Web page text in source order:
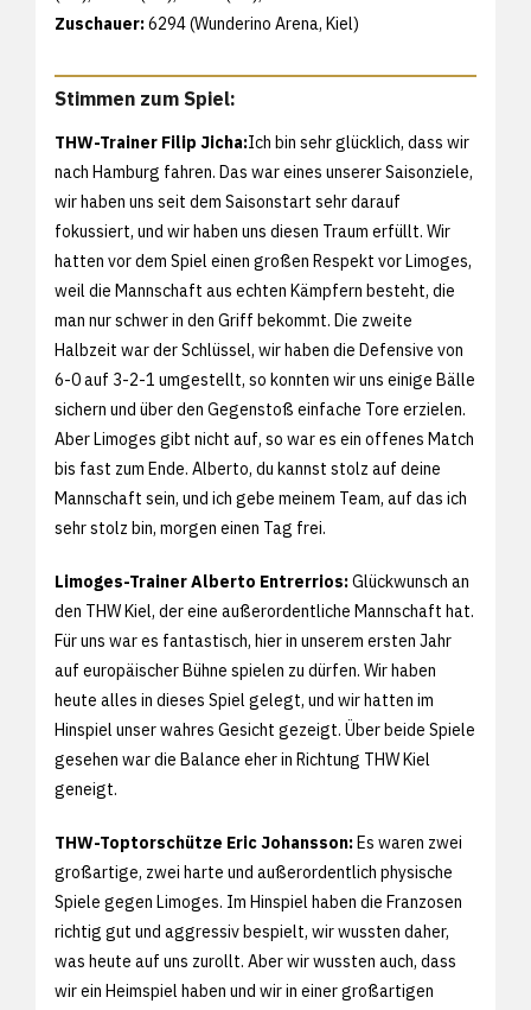
Zuschauer:6294 (Wunderino Arena, Kiel)
Stimmen zum Spiel:
THW-Trainer Filip Jicha:Ich bin sehr glücklich, dass wir
nach Hamburg fahren. Das war eines unserer Saisonziele,
wir haben uns seit dem Saisonstart sehr darauf
fokussiert, und wir haben uns diesen Traum erfüllt. Wir
hatten vor dem Spiel einen großen Respekt vor Limoges,
weil die Mannschaft aus echten Kämpfern besteht, die
man nur schwer in den Griff bekommt. Die zweite
Halbzeit war der Schlüssel, wir haben die Defensive von
6-0 auf 3-2-1 umgestellt, so konnten wir uns einige Bälle
sichern und über den Gegenstoß einfache Tore erzielen.
Aber Limoges gibt nicht auf, so war es ein offenes Match
bis fast zum Ende. Alberto, du kannst stolz auf deine
Mannschaft sein, und ich gebe meinem Team, auf das ich
sehr stolz bin, morgen einen Tag frei.
Limoges-Trainer Alberto Entrerrios:Glückwunsch an
den THW Kiel, der eine außerordentliche Mannschaft hat.
Für uns war es fantastisch, hier in unserem ersten Jahr
auf europäischer Bühne spielen zu dürfen. Wir haben
heute alles in dieses Spiel gelegt, und wir hatten im
Hinspiel unser wahres Gesicht gezeigt. Über beide Spiele
gesehen war die Balance eher in Richtung THW Kiel
geneigt.
THW-Toptorschütze Eric Johansson:Es waren zwei
großartige, zwei harte und außerordentlich physische
Spiele gegen Limoges. Im Hinspiel haben die Franzosen
richtig gut und aggressiv bespielt, wir wussten daher,
was heute auf uns zurollt. Aber wir wussten auch, dass
wir ein Heimspiel haben und wir in einer großartigen